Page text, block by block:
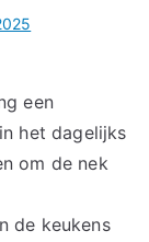
een
het dagelijks
om de nek
de keukens